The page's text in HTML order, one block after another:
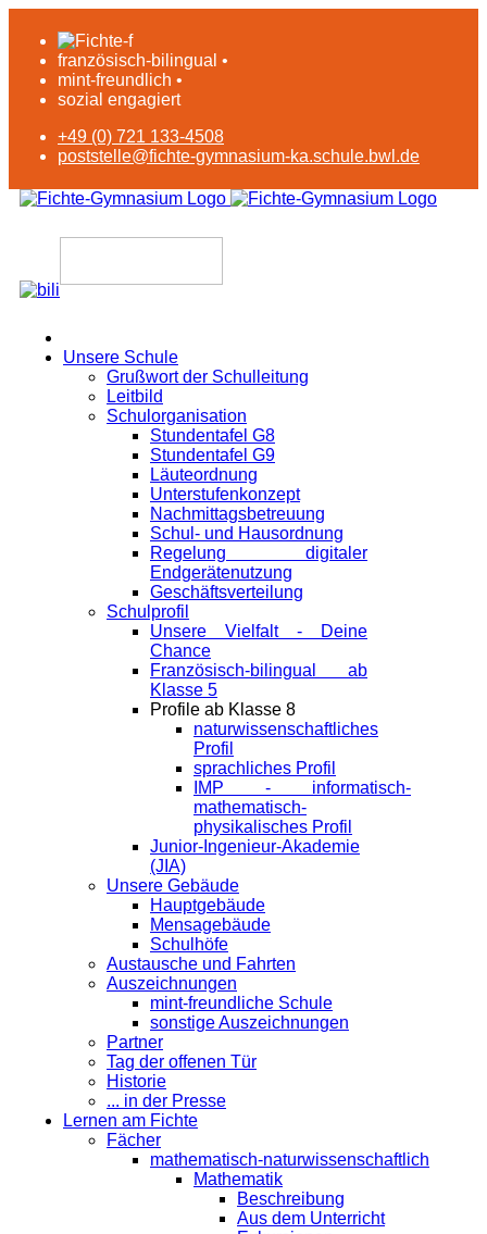
französisch-bilingual •
mint-freundlich •
sozial engagiert
+49 (0) 721 133-4508
poststelle@fichte-gymnasium-ka.schule.bwl.de
Unsere Schule
Grußwort der Schulleitung
Leitbild
Schulorganisation
Stundentafel G8
Stundentafel G9
Läuteordnung
Unterstufenkonzept
Nachmittagsbetreuung
Schul- und Hausordnung
Regelung digitaler
Endgeräte­nutzung
Geschäftsverteilung
Schulprofil
Unsere Vielfalt - Deine
Chance
Französisch-bilingual ab
Klasse 5
Profile ab Klasse 8
naturwissenschaftliches
Profil
sprachliches Profil
IMP - informatisch-
mathematisch-
physikalisches Profil
Junior-Ingenieur-Akademie
(JIA)
Unsere Gebäude
Hauptgebäude
Mensagebäude
Schulhöfe
Austausche und Fahrten
Auszeichnungen
mint-freundliche Schule
sonstige Auszeichnungen
Partner
Tag der offenen Tür
Historie
... in der Presse
Lernen am Fichte
Fächer
mathematisch-naturwissenschaftlich
Mathematik
Beschreibung
Aus dem Unterricht